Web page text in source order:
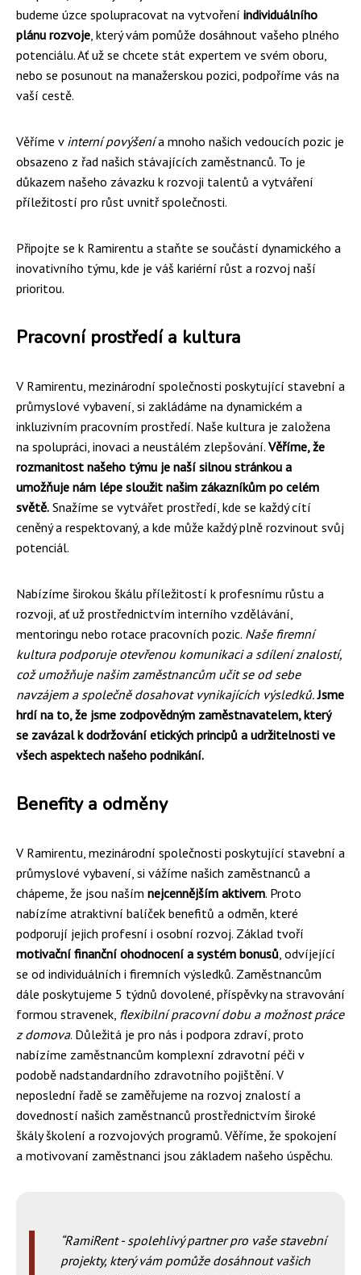
budeme úzce spolupracovat na vytvoření individuálního
plánu rozvoje, který vám pomůže dosáhnout vašeho plného
potenciálu. Ať už se chcete stát expertem ve svém oboru,
nebo se posunout na manažerskou pozici, podpoříme vás na
vaší cestě.
Věříme v interní povýšenía mnoho našich vedoucích pozic je
obsazeno z řad našich stávajících zaměstnanců. To je
důkazem našeho závazku k rozvoji talentů a vytváření
příležitostí pro růst uvnitř společnosti.
Připojte se k Ramirentu a staňte se součástí dynamického a
inovativního týmu, kde je váš kariérní růst a rozvoj naší
prioritou.
Pracovní prostředí a kultura
V Ramirentu, mezinárodní společnosti poskytující stavební a
průmyslové vybavení, si zakládáme na dynamickém a
inkluzivním pracovním prostředí. Naše kultura je založena
na spolupráci, inovaci a neustálém zlepšování. Věříme, že
rozmanitost našeho týmu je naší silnou stránkou a
umožňuje nám lépe sloužit našim zákazníkům po celém
světě. Snažíme se vytvářet prostředí, kde se každý cítí
ceněný a respektovaný, a kde může každý plně rozvinout svůj
potenciál.
Nabízíme širokou škálu příležitostí k profesnímu růstu a
rozvoji, ať už prostřednictvím interního vzdělávání,
mentoringu nebo rotace pracovních pozic. Naše firemní
kultura podporuje otevřenou komunikaci a sdílení znalostí,
což umožňuje našim zaměstnancům učit se od sebe
navzájem a společně dosahovat vynikajících výsledků. Jsme
hrdí na to, že jsme zodpovědným zaměstnavatelem, který
se zavázal k dodržování etických principů a udržitelnosti ve
všech aspektech našeho podnikání.
Benefity a odměny
V Ramirentu, mezinárodní společnosti poskytující stavební a
průmyslové vybavení, si vážíme našich zaměstnanců a
chápeme, že jsou naším nejcennějším aktivem. Proto
nabízíme atraktivní balíček benefitů a odměn, které
podporují jejich profesní i osobní rozvoj. Základ tvoří
motivační finanční ohodnocení a systém bonusů, odvíjející
se od individuálních i firemních výsledků. Zaměstnancům
dále poskytujeme 5 týdnů dovolené, příspěvky na stravování
formou stravenek, flexibilní pracovní dobu a možnost práce
z domova. Důležitá je pro nás i podpora zdraví, proto
nabízíme zaměstnancům komplexní zdravotní péči v
podobě nadstandardního zdravotního pojištění. V
neposlední řadě se zaměřujeme na rozvoj znalostí a
dovedností našich zaměstnanců prostřednictvím široké
škály školení a rozvojových programů. Věříme, že spokojení
a motivovaní zaměstnanci jsou základem našeho úspěchu.
RamiRent - spolehlivý partner pro vaše stavební
projekty, který vám pomůže dosáhnout vašich